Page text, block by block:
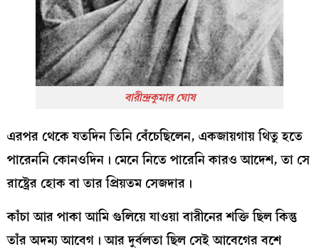
বারীন্দ্রকুমার ঘোষ
এরপর থেকে যতদিন তিনি বেঁচেছিলেন, একজায়গায় থিতু হতে
পারেননি কোনওদিন। মেনে নিতে পারেনি কারও আদেশ, তা সে
রাষ্ট্রের হোক বা তার প্রিয়তম সেজদার।
কাঁচা আর পাকা আমি গুলিয়ে যাওয়া বারীনের শক্তি ছিল কিন্তু
তাঁর অদম্য আবেগ। আর দুর্বলতা ছিল সেই আবেগের বশে